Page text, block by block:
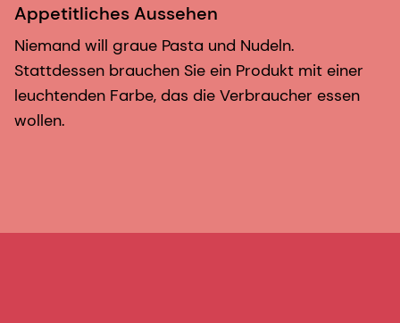
Appetitliches Aussehen
Niemand will graue Pasta und Nudeln.
Stattdessen brauchen Sie ein Produkt mit einer
leuchtenden Farbe, das die Verbraucher essen
wollen.